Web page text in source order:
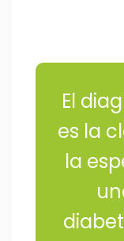
El
es la
la